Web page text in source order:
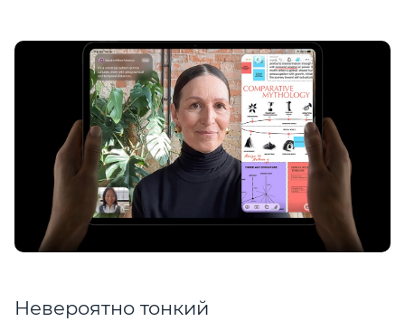
Невероятно тонкий